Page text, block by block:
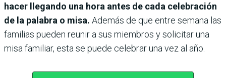
hacer llegando una hora antes de cada celebración
de la palabra o misa. Además de que entre semana las
familias pueden reunir a sus miembros y solicitar una
misa familiar, esta se puede celebrar una vez al año.